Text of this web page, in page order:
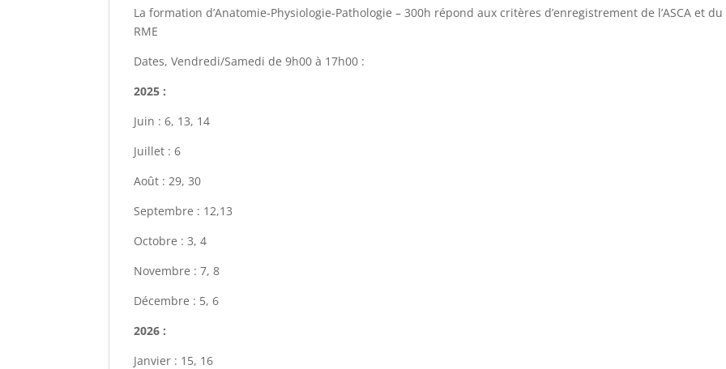
La formation d’Anatomie-Physiologie-Pathologie – 300h répond aux critères d’enregistrement de l’ASCA et du
RME
Dates, Vendredi/Samedi de 9h00 à 17h00 :
2025 :
Juin : 6, 13, 14
Juillet : 6
Août : 29, 30
Septembre : 12,13
Octobre : 3, 4
Novembre : 7, 8
Décembre : 5, 6
2026 :
Janvier : 15, 16